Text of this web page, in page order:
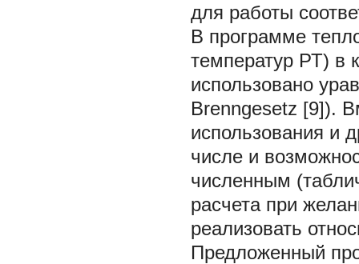
для работы
В программе
температур РТ) в
использовано
Brenngesetz [9]).
использования и
числе и
численным
расчета при
реализовать
Предложенный